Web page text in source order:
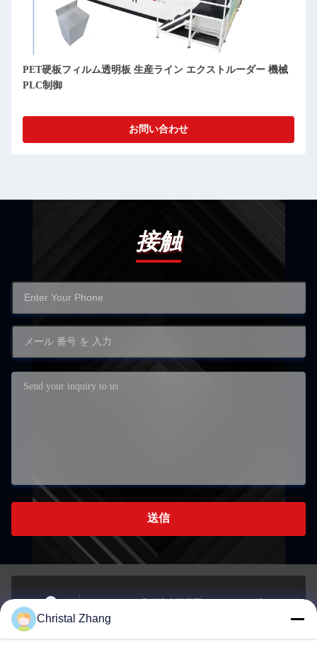
PET硬板フィルム透明板 生産ライン エクストルーダー 機械
PLC制御
お問い合わせ
接触
送信
住所
チェンジング郡西安市工業区, チェンジング市, チェ
ンジング市
Christal Zhang